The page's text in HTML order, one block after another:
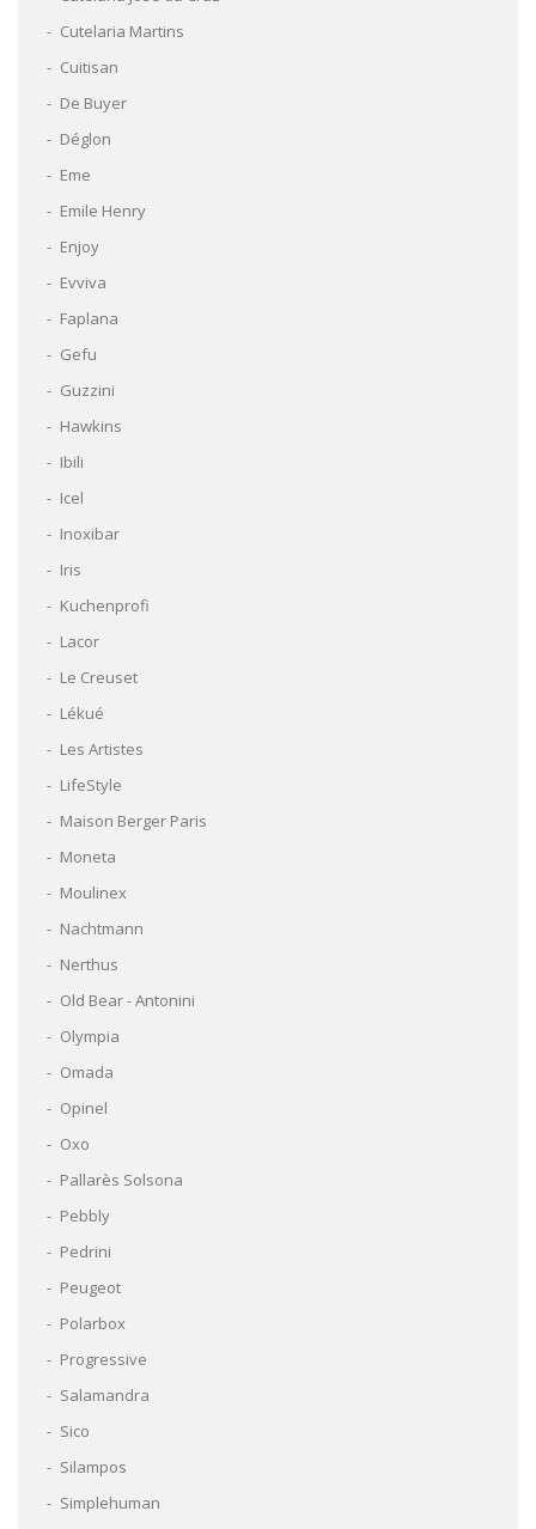
Cutelaria Martins
Cuitisan
De Buyer
Déglon
Eme
Emile Henry
Enjoy
Evviva
Faplana
Gefu
Guzzini
Hawkins
Ibili
Icel
Inoxibar
Iris
Kuchenprofi
Lacor
Le Creuset
Lékué
Les Artistes
LifeStyle
Maison Berger Paris
Moneta
Moulinex
Nachtmann
Nerthus
Old Bear - Antonini
Olympia
Omada
Opinel
Oxo
Pallarès Solsona
Pebbly
Pedrini
Peugeot
Polarbox
Progressive
Salamandra
Sico
Silampos
Simplehuman